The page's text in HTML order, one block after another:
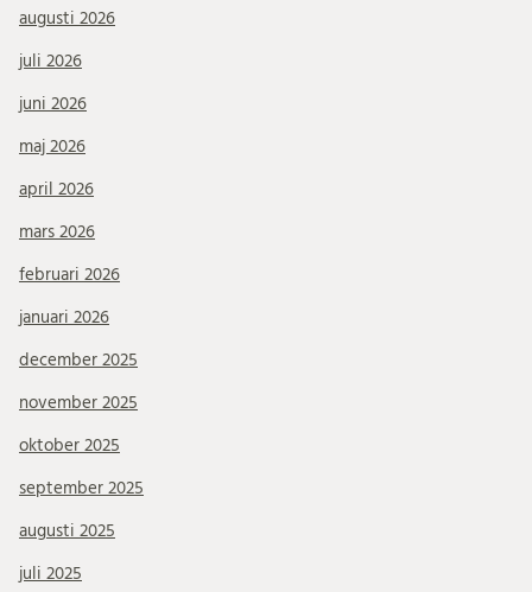
augusti 2026
juli 2026
juni 2026
maj 2026
april 2026
mars 2026
februari 2026
januari 2026
december 2025
november 2025
oktober 2025
september 2025
augusti 2025
juli 2025